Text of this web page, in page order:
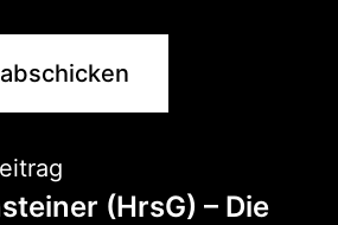
(HrsG) – Die